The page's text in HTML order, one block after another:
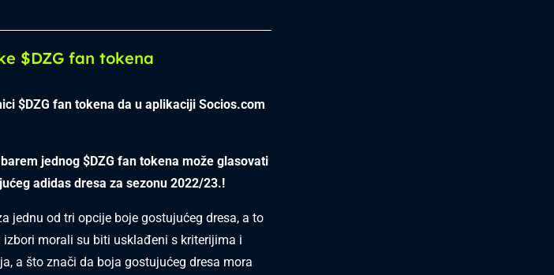
$DZG fan tokena
$DZG fan tokena da u aplikaciji Socios.com
jednog $DZG fan tokena može glasovati
adidas dresa za sezonu 2022/23.!
jednu od tri opcije boje gostujućeg dresa, a to
morali su biti usklađeni s kriterijima i
a što znači da boja gostujućeg dresa mora